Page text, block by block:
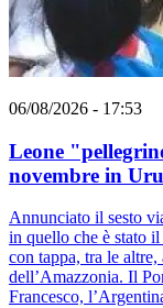
06/08/2026 - 17:53
Leone
novembre in
Annunciato il sesto
in quello che è stato
con tappa, tra le
dell’Amazzonia. Il
Francesco,